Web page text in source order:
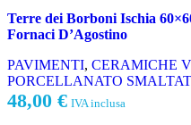
Terre dei Borboni Ischia
Fornaci D’Agostino
PAVIMENTI, CERAMICHE
PORCELLANATO
48,00 € IVA inclusa